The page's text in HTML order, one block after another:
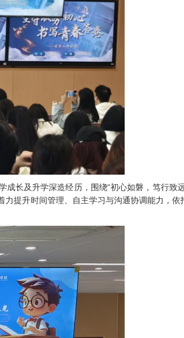
长及升学深造经历，围绕“初心如磐，笃行致
提升时间管理、自主学习与沟通协调能力，依